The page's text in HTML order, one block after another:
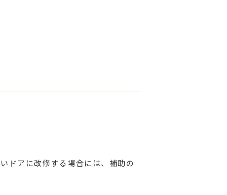
ドアに改修する場合には、補助の